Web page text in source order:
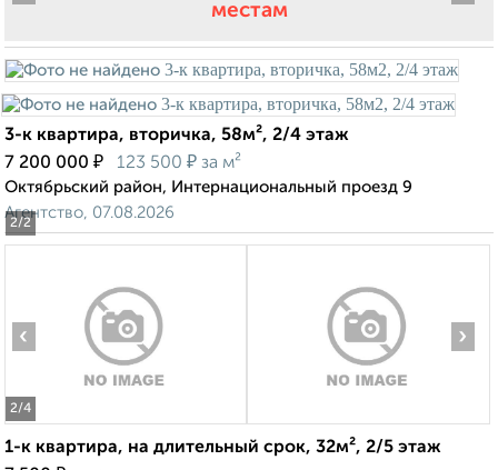
местам
2/2
3-к квартира, вторичка, 58м², 2/4 этаж
7 200 000 ₽ 123 500 ₽ за м²
Октябрьский район, Интернациональный проезд 9
Агентство, 07.08.2026
2/4
‹ ›
1-к квартира, на длительный срок, 32м², 2/5 этаж